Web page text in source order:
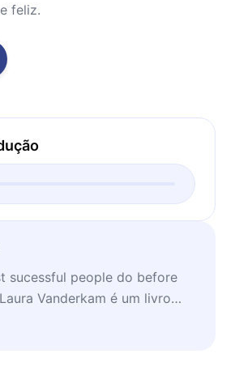
feliz.
sucessful people do before
Vanderkam é um livro
todos que desejam repensar